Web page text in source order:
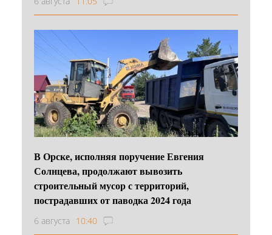
В Орске, исполняя поручение Евгения
Солнцева, продолжают вывозить
строительный мусор с территорий,
пострадавших от паводка 2024 года
6 августа 10:40